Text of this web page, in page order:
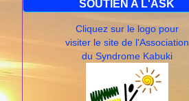
SOUTIEN A L'ASK
Cliquez sur le logo pour
visiter le site de l'Association
du Syndrome Kabuki